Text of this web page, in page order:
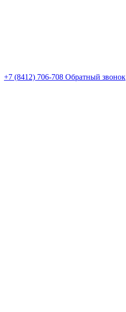
+7 (8412) 706-708 Обратный звонок